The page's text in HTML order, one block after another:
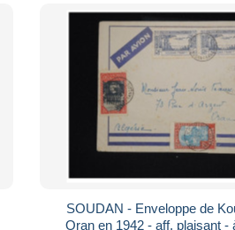
SOUDAN - Enveloppe de
Oran en 1942 - aff. plaisant -